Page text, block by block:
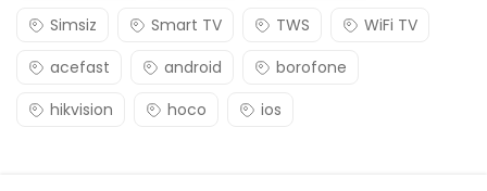
Simsiz
Smart TV TWS
WiFi TV
acefast
android
borofone
hikvision
hoco ios